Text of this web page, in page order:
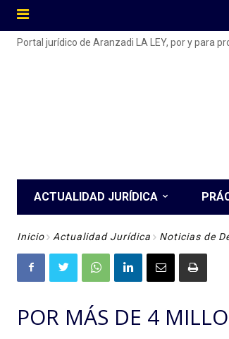
Portal jurídico de Aranzadi LA LEY, por y para
ACTUALIDAD JURÍDICA
Inicio Actualidad Jurídica Noticias de
POR MÁS DE 4